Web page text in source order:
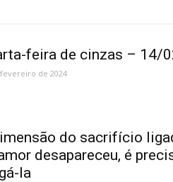
feira de cinzas – 14/
de 2024
do sacrifício
desapareceu, é
la